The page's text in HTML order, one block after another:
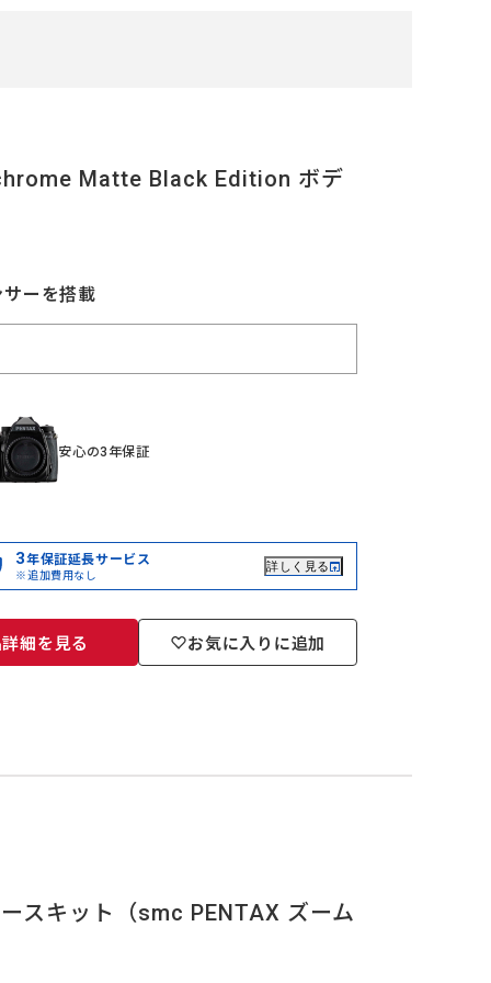
Matte Black Edition ボデ
ーを搭載
安心の3年保証
3年保証延長サービス
※追加費用なし
詳しく見る
細を見る お気に入りに追加
スキット（smc PENTAX ズーム